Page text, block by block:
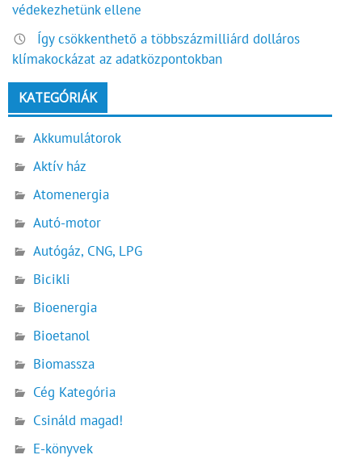
védekezhetünk ellene
Így csökkenthető a többszázmilliárd dolláros
klímakockázat az adatközpontokban
KATEGÓRIÁK
Akkumulátorok
Aktív ház
Atomenergia
Autó-motor
Autógáz, CNG, LPG
Bicikli
Bioenergia
Bioetanol
Biomassza
Cég Kategória
Csináld magad!
E-könyvek